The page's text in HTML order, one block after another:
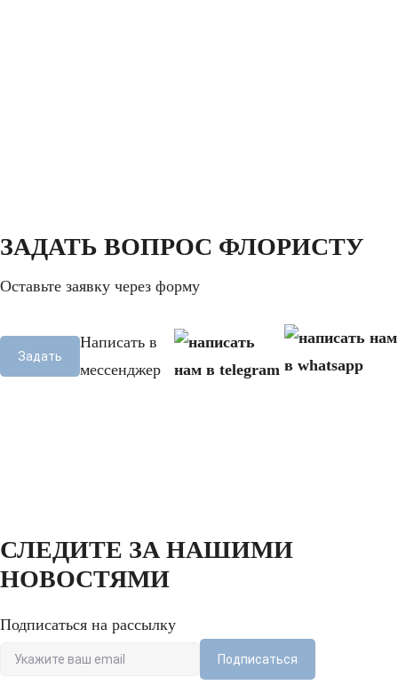
ЗАДАТЬ ВОПРОС ФЛОРИСТУ
Оставьте заявку через форму
Задать
Написать в
мессенджер
СЛЕДИТЕ ЗА НАШИМИ
НОВОСТЯМИ
Подписаться на рассылку
Подписаться